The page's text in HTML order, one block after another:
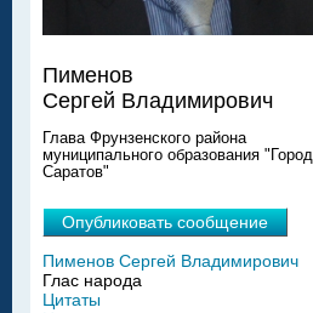
Пименов
Сергей Владимирович
Глава Фрунзенского района
муниципального образования "Город
Саратов"
Опубликовать сообщение
Пименов Сергей Владимирович
Глас народа
Цитаты